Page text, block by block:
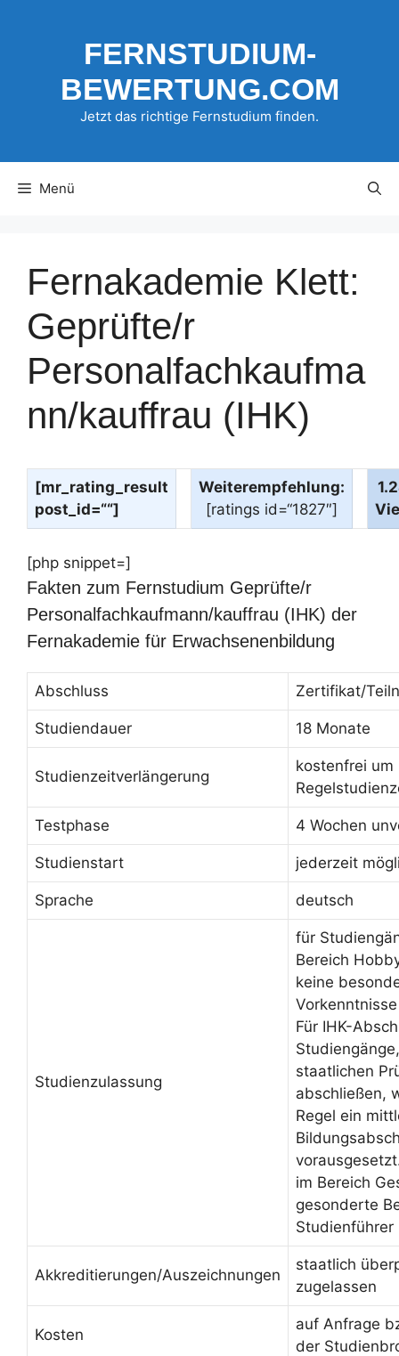
FERNSTUDIUM-
BEWERTUNG.COM
Jetzt das richtige Fernstudium finden.
Menü
Fernakademie Klett:
Geprüfte/r
Personalfachkaufma
nn/kauffrau (IHK)
[mr_rating_result
post_id=““]
Weiterempfehlung:
[ratings id=“1827″]
[php snippet=]
Fakten zum Fernstudium Geprüfte/r
Personalfachkaufmann/kauffrau (IHK) der
Fernakademie für Erwachsenenbildung
Abschluss Zertifikat/
Studiendauer 18 Monate
Studienzeitverlängerung
kostenfrei um
Testphase 4 Wochen
Studienstart jederzeit
Sprache deutsch
Studienzulassung
für
Bereich
keine
Für IHK-
staatlichen
abschließen,
Regel ein
im Bereich
gesonderte
Studienführer
Akkreditierungen/Auszeichnungen
staatlich
zugelassen
Kosten
auf Anfrage
der